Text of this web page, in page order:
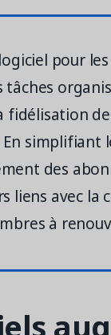
pour
tâches
fidélisation
simplifiant
des
liens avec
à